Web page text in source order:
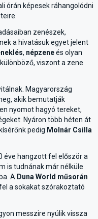
órán képesek ráhangolódni
zenészek,
a hivatásuk egyet jelent
, népzeneés olyan
viszont a zene
Magyarország
akik bemutatják
nyomot hagyó tereket,
Nyáron több héten át
pedig Molnár Csilla
éve hangzott fel először a
is tudnának már nélküle
A Duna World műsorán
a sokakat szórakoztató
messzire nyúlik vissza